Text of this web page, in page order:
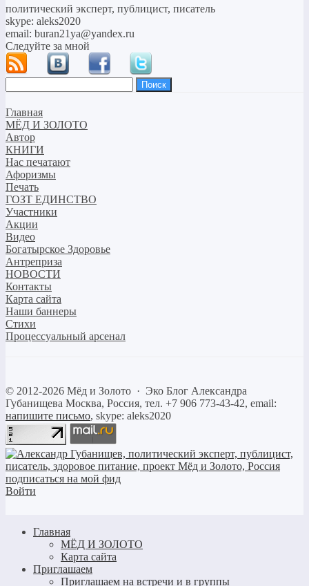
политический эксперт, публицист, писатель
skype: aleks2020
email: buran21ya@yandex.ru
Следуйте за мной
Главная
МЁД И ЗОЛОТО
Автор
КНИГИ
Нас печатают
Афоризмы
Печать
ГОЗТ ЕДИНСТВО
Участники
Акции
Видео
Богатырское Здоровье
Антреприза
НОВОСТИ
Контакты
Карта сайта
Наши баннеры
Стихи
Процессуальный арсенал
© 2012-2026 Мёд и Золото · Эко Блог Александра
Губанищева Москва, Россия, тел. +7 906 773-43-42, email:
напишите письмо, skype: aleks2020
Войти
Главная
МЁД И ЗОЛОТО
Карта сайта
Приглашаем
Приглашаем на встречи и в группы